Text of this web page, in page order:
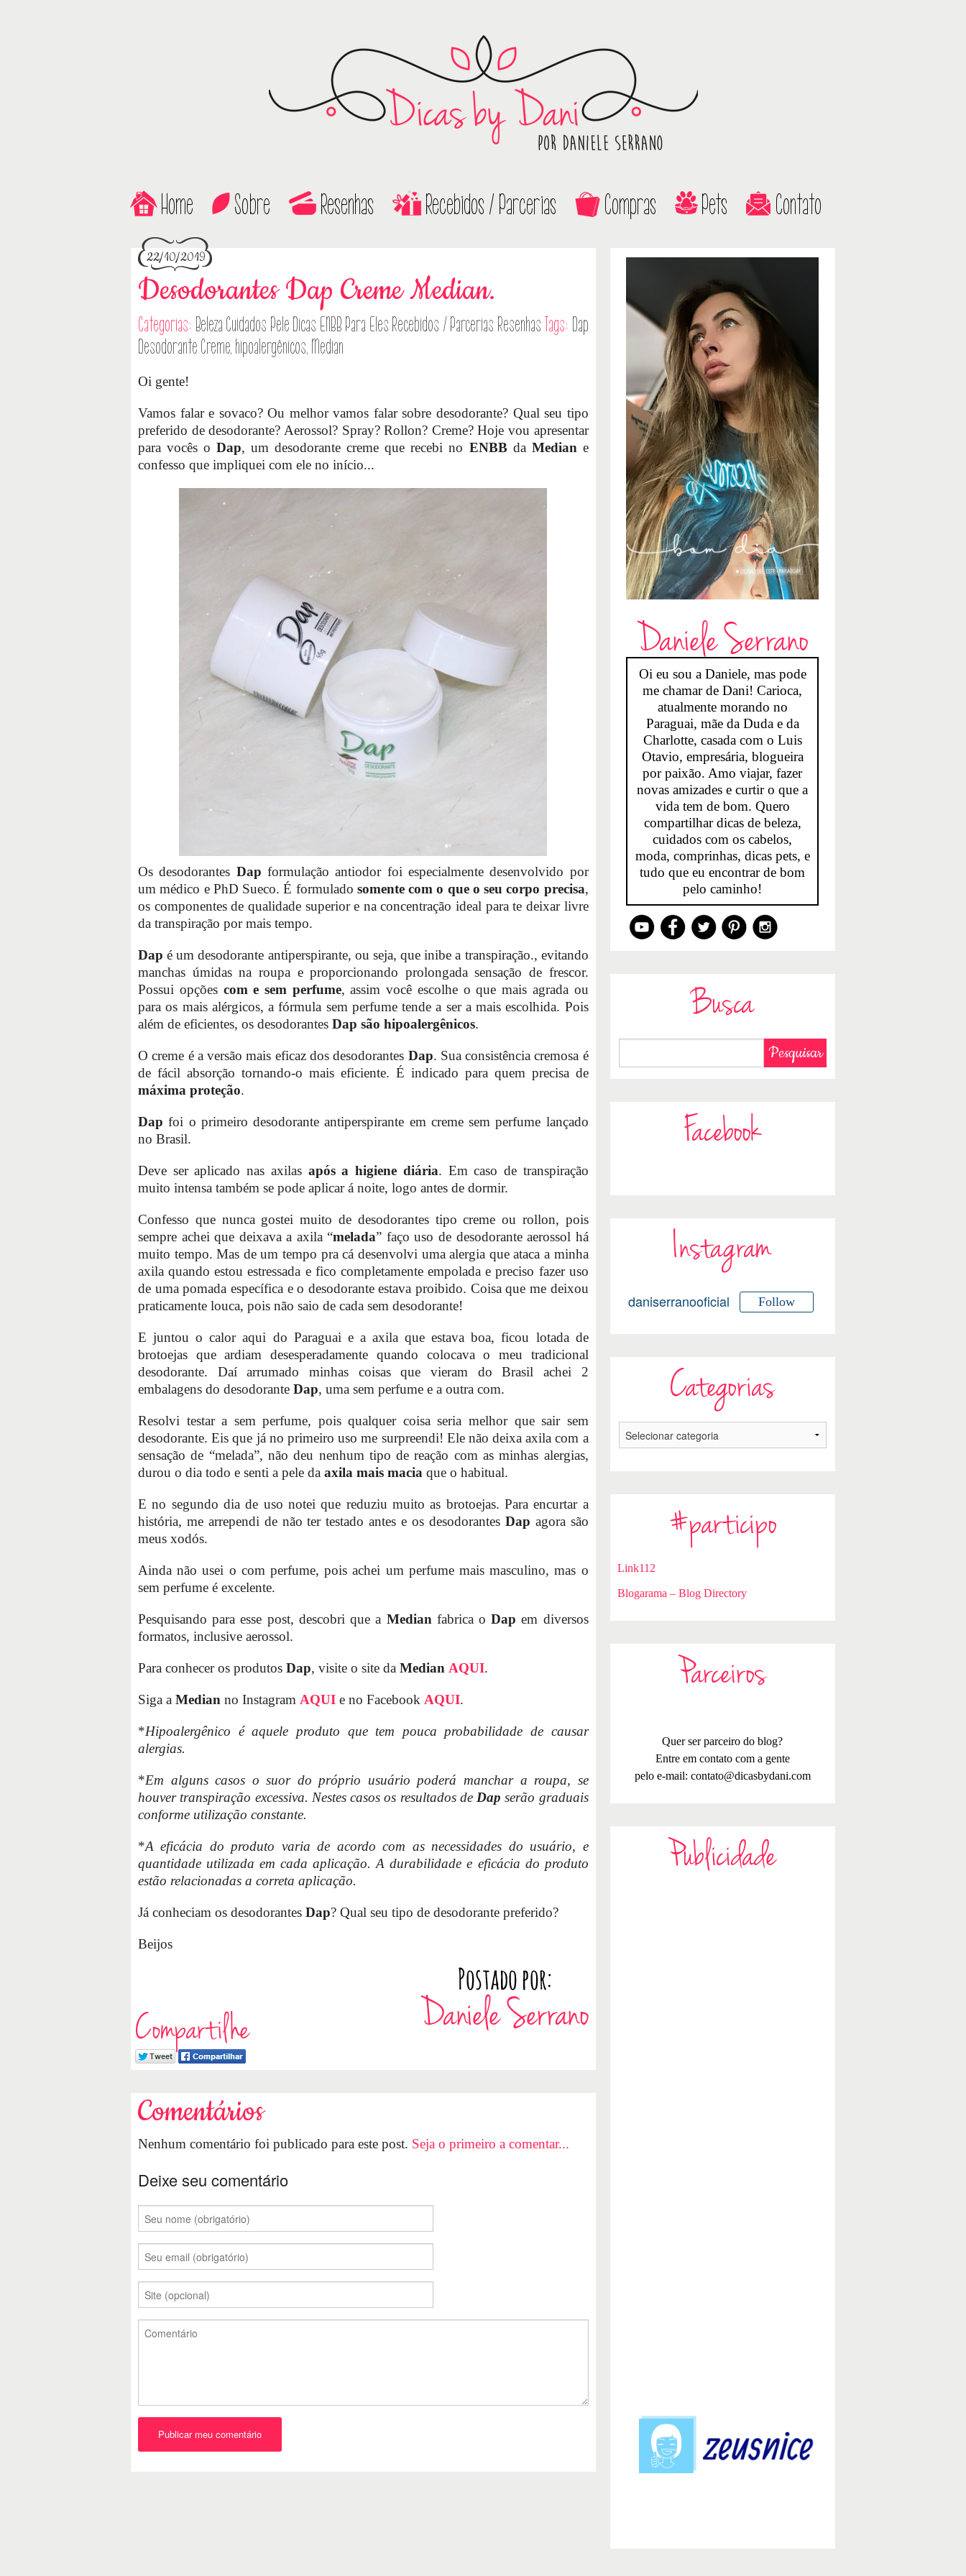
Home Sobre Resenhas Recebidos / Parcerias Compras Pets Contato
22/10/2019
Desodorantes Dap Creme Median.
Categorias: Beleza Cuidados Pele Dicas ENBB Para Eles Recebidos / Parcerias Resenhas Tags: Dap
Desodorante Creme, hipoalergênicos, Median
Oi gente!
Vamos falar e sovaco? Ou melhor vamos falar sobre desodorante? Qual seu tipo
preferido de desodorante? Aerossol? Spray? Rollon? Creme? Hoje vou apresentar
para vocês oDap, um desodorante creme que recebi no ENBB da Median e
confesso que impliquei com ele no início...
Os desodorantes Dap formulação antiodor foi especialmente desenvolvido por
um médico e PhD Sueco. É formulado somente com o que o seu corpo precisa,
os componentes de qualidade superior e na concentração ideal para te deixar livre
da transpiração por mais tempo.
Dap é um desodorante antiperspirante, ou seja, que inibe a transpiração., evitando
manchas úmidas na roupa e proporcionando prolongada sensação de frescor.
Possui opções com e sem perfume, assim você escolhe o que mais agrada ou
para os mais alérgicos, a fórmula sem perfume tende a ser a mais escolhida. Pois
além de eficientes, os desodorantes Dap são hipoalergênicos.
O creme é a versão mais eficaz dos desodorantes Dap. Sua consistência cremosa é
de fácil absorção tornando-o mais eficiente. É indicado para quem precisa de
máxima proteção.
Dap foi o primeiro desodorante antiperspirante em creme sem perfume lançado
no Brasil.
Deve ser aplicado nas axilasapós a higiene diária. Em caso de transpiração
muito intensa também se pode aplicar á noite, logo antes de dormir.
Confesso que nunca gostei muito de desodorantes tipo creme ou rollon, pois
sempre achei que deixava a axila “melada” faço uso de desodorante aerossol há
muito tempo. Mas de um tempo pra cá desenvolvi uma alergia que ataca a minha
axila quando estou estressada e fico completamente empolada e preciso fazer uso
de uma pomada específica e o desodorante estava proibido. Coisa que me deixou
praticamente louca, pois não saio de cada sem desodorante!
E juntou o calor aqui do Paraguai e a axila que estava boa, ficou lotada de
brotoejas que ardiam desesperadamente quando colocava o meu tradicional
desodorante. Daí arrumado minhas coisas que vieram do Brasil achei 2
embalagens do desodorante Dap, uma sem perfume e a outra com.
Resolvi testar a sem perfume, pois qualquer coisa seria melhor que sair sem
desodorante. Eis que já no primeiro uso me surpreendi! Ele não deixa axila com a
sensação de “melada”, não deu nenhum tipo de reação com as minhas alergias,
durou o dia todo e senti a pele da axila mais macia que o habitual.
E no segundo dia de uso notei que reduziu muito as brotoejas. Para encurtar a
história, me arrependi de não ter testado antes e os desodorantes Dap agora são
meus xodós.
Ainda não usei o com perfume, pois achei um perfume mais masculino, mas o
sem perfume é excelente.
Pesquisando para esse post, descobri que a Median fabrica oDap em diversos
formatos, inclusive aerossol.
Para conhecer os produtos Dap, visite o site da Median AQUI.
Siga a Median no Instagram AQUI e no Facebook AQUI.
*Hipoalergênico é aquele produto que tem pouca probabilidade de causar
alergias.
*Em alguns casos o suor do próprio usuário poderá manchar a roupa, se
houver transpiração excessiva. Nestes casos os resultados de Dap serão graduais
conforme utilização constante.
*A eficácia do produto varia de acordo com as necessidades do usuário, e
quantidade utilizada em cada aplicação. A durabilidade e eficácia do produto
estão relacionadas a correta aplicação.
Já conheciam os desodorantes Dap? Qual seu tipo de desodorante preferido?
Beijos
Compartilhe
Comentários
Nenhum comentário foi publicado para este post. Seja o primeiro a comentar...
Deixe seu comentário
Daniele Serrano
Oi eu sou a Daniele, mas pode
me chamar de Dani! Carioca,
atualmente morando no
Paraguai, mãe da Duda e da
Charlotte, casada com o Luis
Otavio, empresária, blogueira
por paixão. Amo viajar, fazer
novas amizades e curtir o que a
vida tem de bom. Quero
compartilhar dicas de beleza,
cuidados com os cabelos,
moda, comprinhas, dicas pets, e
tudo que eu encontrar de bom
pelo caminho!
Busca
Facebook
Instagram
daniserranooficial Follow
Categorias
#participo
Link112
Blogarama – Blog Directory
Parceiros
Quer ser parceiro do blog?
Entre em contato com a gente
pelo e-mail: contato@dicasbydani.com
Publicidade